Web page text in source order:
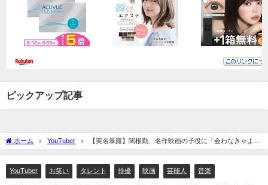
ピックアップ記事
ホーム YouTuber
【実名暴露】関根勤、名作映画の子役に「会わなきゃよか
った。なんだコイツ！」イメージ総崩れ…
YouTuber お笑い タレント 俳優 映画 芸能人 音楽